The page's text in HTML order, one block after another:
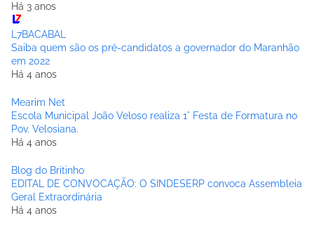
Há 3 anos
L7BACABAL
Saiba quem são os pré-candidatos a governador do Maranhão
em 2022
Há 4 anos
Mearim Net
Escola Municipal João Veloso realiza 1° Festa de Formatura no
Pov. Velosiana.
Há 4 anos
Blog do Britinho
EDITAL DE CONVOCAÇÃO: O SINDESERP convoca Assembleia
Geral Extraordinária
Há 4 anos